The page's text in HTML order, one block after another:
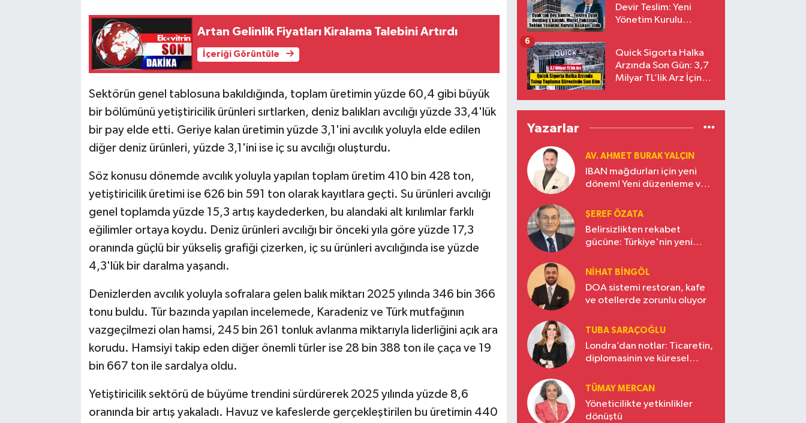
Artan Gelinlik Fiyatları Kiralama Talebini Artırdı
İçeriği Görüntüle
Sektörün genel tablosuna bakıldığında, toplam üretimin yüzde 60,4 gibi büyük
bir bölümünü yetiştiricilik ürünleri sırtlarken, deniz balıkları avcılığı yüzde 33,4'lük
bir pay elde etti. Geriye kalan üretimin yüzde 3,1'ini avcılık yoluyla elde edilen
diğer deniz ürünleri, yüzde 3,1'ini ise iç su avcılığı oluşturdu.
Söz konusu dönemde avcılık yoluyla yapılan toplam üretim 410 bin 428 ton,
yetiştiricilik üretimi ise 626 bin 591 ton olarak kayıtlara geçti. Su ürünleri avcılığı
genel toplamda yüzde 15,3 artış kaydederken, bu alandaki alt kırılımlar farklı
eğilimler ortaya koydu. Deniz ürünleri avcılığı bir önceki yıla göre yüzde 17,3
oranında güçlü bir yükseliş grafiği çizerken, iç su ürünleri avcılığında ise yüzde
4,3'lük bir daralma yaşandı.
Denizlerden avcılık yoluyla sofralara gelen balık miktarı 2025 yılında 346 bin 366
tonu buldu. Tür bazında yapılan incelemede, Karadeniz ve Türk mutfağının
vazgeçilmezi olan hamsi, 245 bin 261 tonluk avlanma miktarıyla liderliğini açık ara
korudu. Hamsiyi takip eden diğer önemli türler ise 28 bin 388 ton ile çaça ve 19
bin 667 ton ile sardalya oldu.
Yetiştiricilik sektörü de büyüme trendini sürdürerek 2025 yılında yüzde 8,6
oranında bir artış yakaladı. Havuz ve kafeslerde gerçekleştirilen bu üretimin 440
Devir Teslim: Yeni
Yönetim Kurulu
Quick Sigorta Halka
Arzında Son Gün: 3,7
Milyar TL’lik Arz İçin
Eriyor
6
Yazarlar
AV. AHMET BURAK YALÇIN
IBAN mağdurları için yeni
dönem! Yeni düzenleme ve
ŞEREF ÖZATA
Belirsizlikten rekabet
gücüne: Türkiye'nin yeni
NIHAT BINGÖL
DOA sistemi restoran, kafe
ve otellerde zorunlu oluyor
TUBA SARAÇOĞLU
Londra’dan notlar: Ticaretin,
diplomasinin ve küresel
Türkiye’nin yükselen gücü
TÜMAY MERCAN
Yöneticilikte yetkinlikler
dönüştü